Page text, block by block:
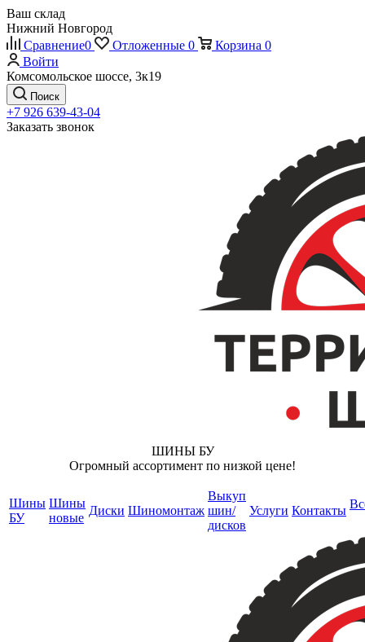
Ваш склад
Нижний Новгород
Сравнение0 Отложенные 0 Корзина 0
Войти
Комсомольское шоссе, 3к19
Поиск
+7 926 639-43-04
Заказать звонок
ШИНЫ БУ
Огромный ассортимент по низкой цене!
Шины
БУ
Шины
новые
Диски Шиномонтаж
Выкуп
шин/
дисков
Услуги Контакты